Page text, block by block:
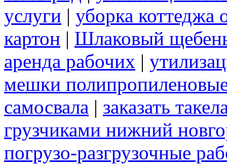
услуги | уборка коттеджа
картон | Шлаковый
аренда рабочих |
мешки
самосвала | заказать
грузчиками нижний
погрузо-разгрузочные